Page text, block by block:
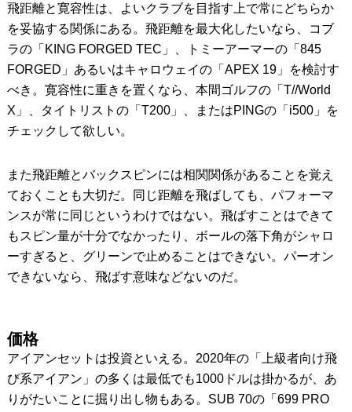
飛距離と寛容性は、よいクラブを目指す上で常にどちらか
を妥協する関係にある。飛距離を最大化したいなら、コブ
ラの「KING FORGED TEC」、トミーアーマーの「845
FORGED」あるいはキャロウェイの「APEX 19」を検討す
べき。寛容性に重きを置くなら、本間ゴルフの「T//World
X」、タイトリストの「T200」、またはPINGの「i500」を
チェックして欲しい。
また飛距離とバックスピンには相関関係があることを覚え
ておくことも大切だ。同じ距離を飛ばしても、パフォーマ
ンスが常に同じというわけではない。飛ばすことはできて
もスピン量が十分でなかったり、ボールの落下角がシャロ
ーすぎると、グリーンで止めることはできない。パーオン
できないなら、飛ばす意味などないのだ。
価格
アイアンセットは投資といえる。2020年の「上級者向け飛
び系アイアン」の多くは最低でも1000ドルは掛かるが、あ
りがたいことに掘り出し物もある。SUB 70の「699 PRO